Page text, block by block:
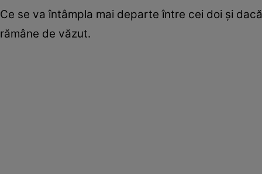
Ce se va întâmpla mai departe între cei doi și
rămâne de văzut.